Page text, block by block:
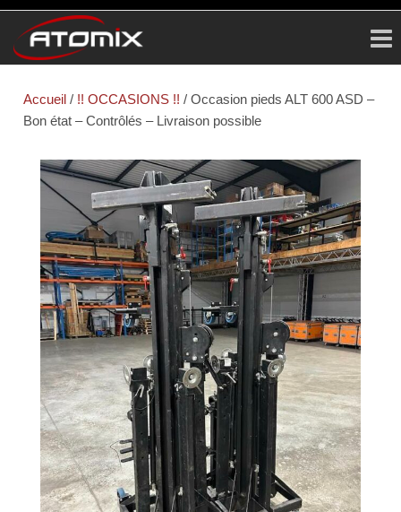
Accueil / !! OCCASIONS !! / Occasion pieds ALT 600 ASD –
Bon état – Contrôlés – Livraison possible